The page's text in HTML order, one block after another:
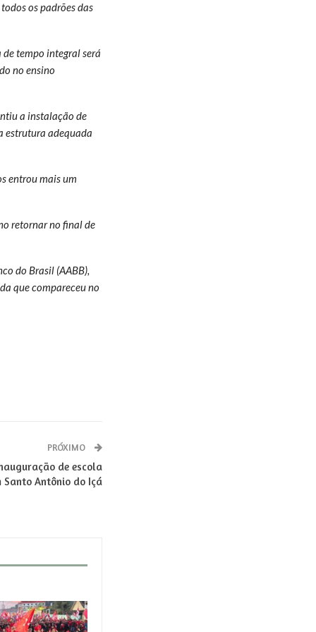
o
os padrões das
tempo integral será
no ensino
a instalação de
estrutura adequada
entrou mais um
retornar no final de
do Brasil (AABB),
que compareceu no
PRÓXIMO
de escola
Santo Antônio do Içá